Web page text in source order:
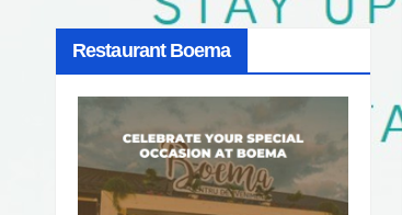
Restaurant Boema